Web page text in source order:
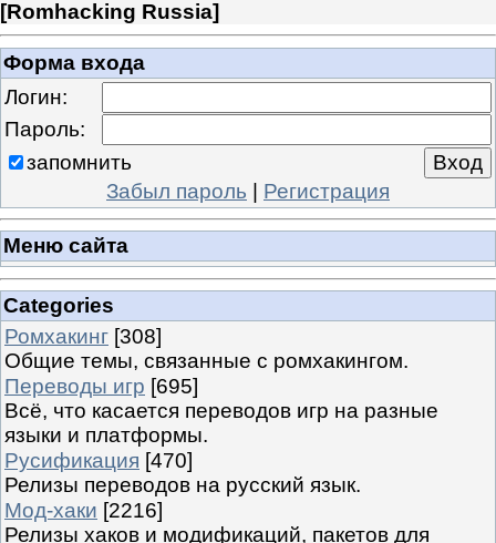
[Romhacking Russia]
Форма входа
Логин:
Пароль:
запомнить
Забыл пароль | Регистрация
Меню сайта
Categories
Ромхакинг [308]
Общие темы, связанные с ромхакингом.
Переводы игр [695]
Всё, что касается переводов игр на разные
языки и платформы.
Русификация [470]
Релизы переводов на русский язык.
Мод-хаки [2216]
Релизы хаков и модификаций, пакетов для